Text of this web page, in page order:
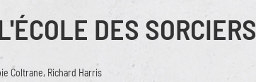
DES SORCIERS
Coltrane, Richard Harris